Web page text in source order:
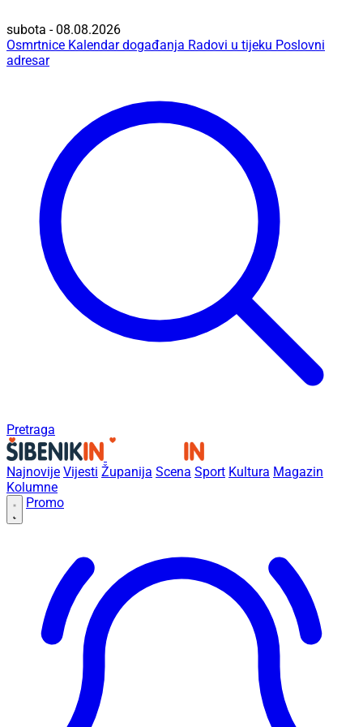
subota - 08.08.2026
Osmrtnice Kalendar događanja Radovi u tijeku Poslovni
adresar
Pretraga
Najnovije Vijesti Županija Scena Sport Kultura Magazin
Kolumne
Promo